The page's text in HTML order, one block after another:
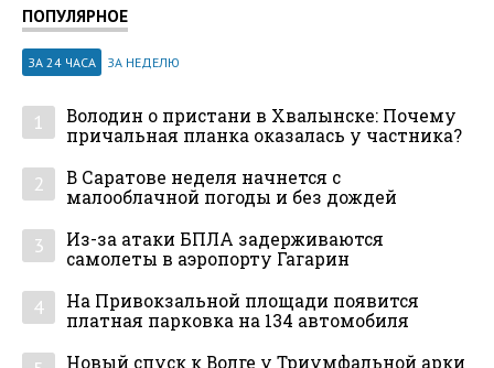
ПОПУЛЯРНОЕ
ЗА 24 ЧАСА ЗА НЕДЕЛЮ
1
Володин о пристани в Хвалынске: Почему
причальная планка оказалась у частника?
2
В Саратове неделя начнется с
малооблачной погоды и без дождей
3
Из-за атаки БПЛА задерживаются
самолеты в аэропорту Гагарин
4
На Привокзальной площади появится
платная парковка на 134 автомобиля
Новый спуск к Волге у Триумфальной арки